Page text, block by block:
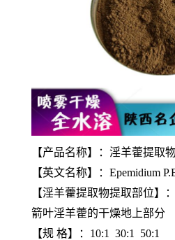
【产品名称】：淫羊藿提取
【英文名称】：Epemidium
【淫羊藿提取物提取部位】
箭叶淫羊藿的干燥地上部分
【规 格】：10:1 30:1 50:1